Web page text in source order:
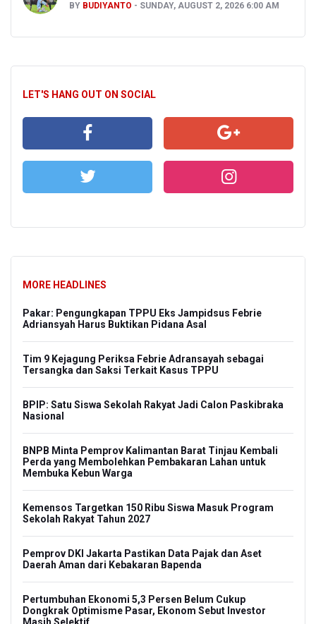
BY BUDIYANTO SUNDAY, AUGUST 2, 2026 6:00 AM
LET'S HANG OUT ON SOCIAL
MORE HEADLINES
Pakar: Pengungkapan TPPU Eks Jampidsus Febrie
Adriansyah Harus Buktikan Pidana Asal
Tim 9 Kejagung Periksa Febrie Adransayah sebagai
Tersangka dan Saksi Terkait Kasus TPPU
BPIP: Satu Siswa Sekolah Rakyat Jadi Calon Paskibraka
Nasional
BNPB Minta Pemprov Kalimantan Barat Tinjau Kembali
Perda yang Membolehkan Pembakaran Lahan untuk
Membuka Kebun Warga
Kemensos Targetkan 150 Ribu Siswa Masuk Program
Sekolah Rakyat Tahun 2027
Pemprov DKI Jakarta Pastikan Data Pajak dan Aset
Daerah Aman dari Kebakaran Bapenda
Pertumbuhan Ekonomi 5,3 Persen Belum Cukup
Dongkrak Optimisme Pasar, Ekonom Sebut Investor